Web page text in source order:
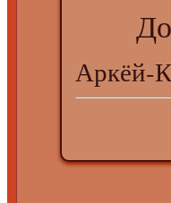
Аркёй-